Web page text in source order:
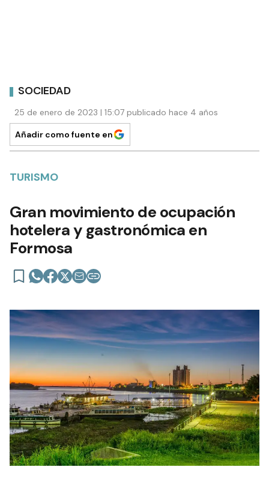
SOCIEDAD
25 de enero de 2023 | 15:07 publicado hace 4 años
Añadir como fuente en
TURISMO
Gran movimiento de ocupación
hotelera y gastronómica en
Formosa